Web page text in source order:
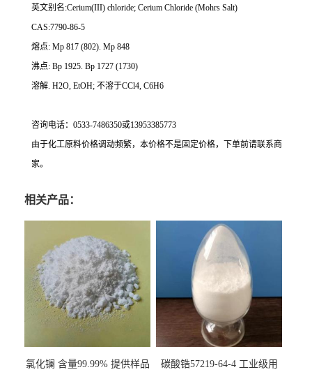
英文别名:Cerium(III) chloride; Cerium Chloride (Mohrs Salt)
CAS:7790-86-5
熔点: Mp 817 (802). Mp 848
沸点: Bp 1925. Bp 1727 (1730)
溶解. H2O, EtOH; 不溶于CCl4, C6H6
咨询电话：0533-7486350或13953385773
由于化工原料价格调动频繁，本价格不是固定价格，下单前请联系商
家。
相关产品：
氯化镧 含量99.99% 提供样品
碳酸锆57219-64-4 工业级用